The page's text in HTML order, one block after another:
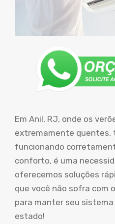
Em Anil, RJ, onde os
extremamente quentes,
funcionando
conforto, é uma
oferecemos soluções
que você não sofra com
para manter seu
estado!